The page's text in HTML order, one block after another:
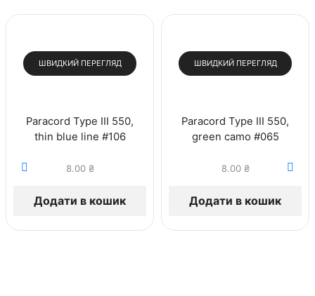
ШВИДКИЙ ПЕРЕГЛЯД
Paracord Type III 550,
thin blue line #106
8.00₴
Додати в кошик
ШВИДКИЙ ПЕРЕГЛЯД
Paracord Type III 550,
green camo #065
8.00₴
Додати в кошик